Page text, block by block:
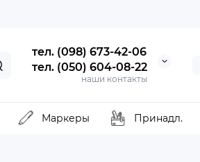
тел. (098) 673-42-06
тел. (050) 604-08-22
наши контакты
Маркеры Принадл.
глянцевая, 250 г м2, ROSA TALENT